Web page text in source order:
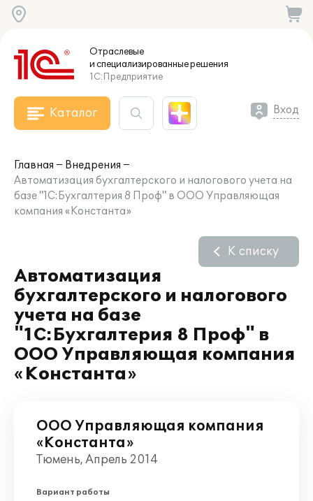
Отраслевые
и специализированныерешения
1С:Предприятие
Каталог Вход
Главная
Внедрения
Автоматизация бухгалтерского и налогового учета на
базе "1С:Бухгалтерия 8 Проф" в ООО Управляющая
компания «Константа»
Автоматизация
бухгалтерского и налогового
учета на базе
"1С:Бухгалтерия 8 Проф" в
ООО Управляющая компания
«Константа»
К списку
ООО Управляющая компания
«Константа»
Тюмень, Апрель 2014
Вариант работы